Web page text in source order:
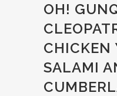
OH!
CHICKEN
SALAMI